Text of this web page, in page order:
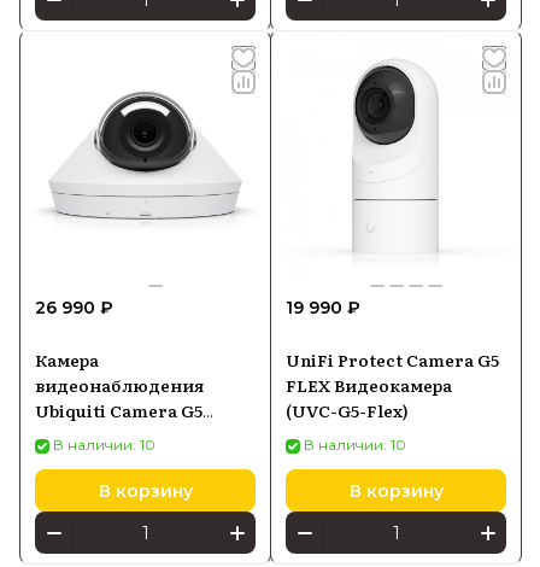
26 990 ₽
Камера
видеонаблюдения
Ubiquiti Camera G5
DomeВ наличии: 10
В корзину
19 990 ₽
UniFi Protect Camera G5
FLEX Видеокамера
(UVC-G5-Flex)
В наличии: 10
В корзину